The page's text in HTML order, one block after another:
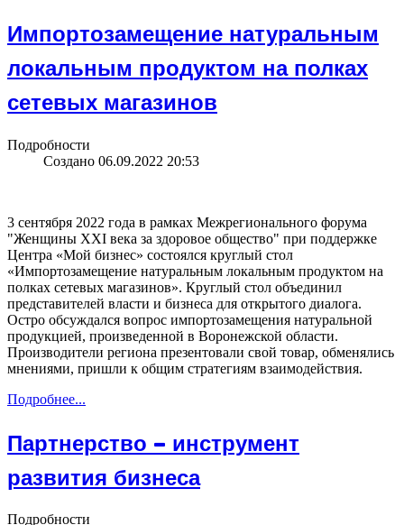
Импортозамещение натуральным
локальным продуктом на полках
сетевых магазинов
Подробности
Создано 06.09.2022 20:53
3 сентября 2022 года в рамках Межрегионального форума
"Женщины ХХI века за здоровое общество" при поддержке
Центра «Мой бизнес» состоялся круглый стол
«Импортозамещение натуральным локальным продуктом на
полках сетевых магазинов». Круглый стол объединил
представителей власти и бизнеса для открытого диалога.
Остро обсуждался вопрос импортозамещения натуральной
продукцией, произведенной в Воронежской области.
Производители региона презентовали свой товар, обменялись
мнениями, пришли к общим стратегиям взаимодействия.
Подробнее...
Партнерство – инструмент
развития бизнеса
Подробности